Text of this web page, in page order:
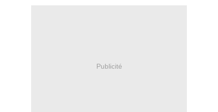
Publicité